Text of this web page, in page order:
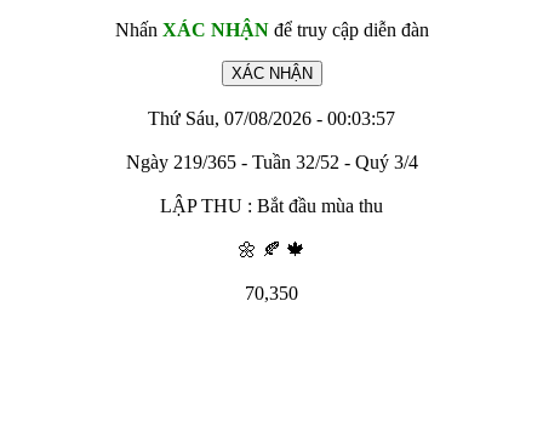
Nhấn XÁC NHẬNđể truy cập diễn đàn
Thứ Sáu, 07/08/2026 - 00:03:57
Ngày 219/365 - Tuần 32/52 - Quý 3/4
LẬP THU : Bắt đầu mùa thu
🌼 🍂 🍁
70,350